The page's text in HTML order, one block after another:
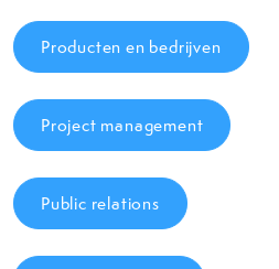
Producten en bedrijven
Project management
Public relations